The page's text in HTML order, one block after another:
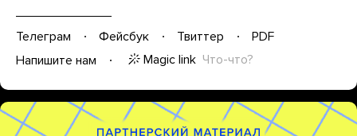
Телеграм Фейсбук Твиттер
PDF
Напишите нам
Magic link Что-что?